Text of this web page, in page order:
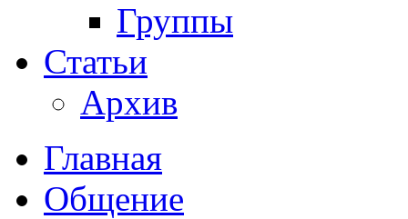
Группы
Статьи
Архив
Главная
Общение